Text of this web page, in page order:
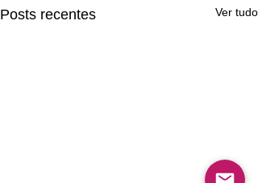
Posts recentes Ver tudo